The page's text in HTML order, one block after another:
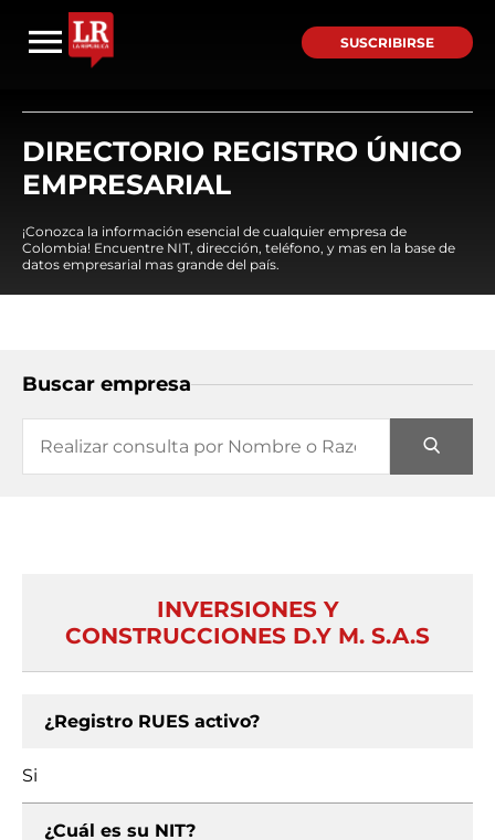
SUSCRIBIRSE
DIRECTORIO REGISTRO ÚNICO
EMPRESARIAL
¡Conozca la información esencial de cualquier empresa de
Colombia! Encuentre NIT, dirección, teléfono, y mas en la base de
datos empresarial mas grande del país.
Buscar empresa
INVERSIONES Y
CONSTRUCCIONES D.Y M. S.A.S
¿Registro RUES activo?
Si
¿Cuál es su NIT?